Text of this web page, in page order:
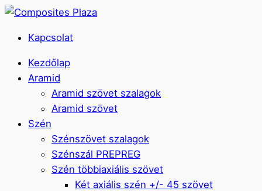
Kapcsolat
Kezdőlap
Aramid
Aramid szövet szalagok
Aramid szövet
Szén
Szénszövet szalagok
Szénszál PREPREG
Szén többiaxiális szövet
Két axiális szén +/- 45 szövet